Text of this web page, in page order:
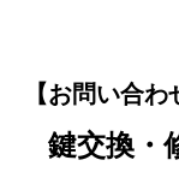
【お問い合わ
鍵交換・